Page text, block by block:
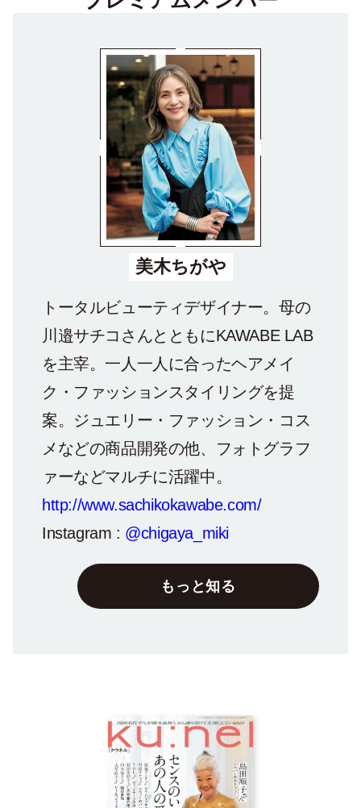
美木ちがや
トータルビューティデザイナー。母の
川邉サチコさんとともにKAWABE LAB
を主宰。一人一人に合ったヘアメイ
ク・ファッションスタイリングを提
案。ジュエリー・ファッション・コス
メなどの商品開発の他、フォトグラフ
ァーなどマルチに活躍中。
http://www.sachikokawabe.com/
Instagram : @chigaya_miki
もっと知る